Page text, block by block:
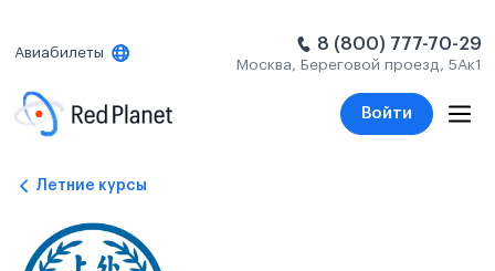
Авиабилеты 8 (800) 777-70-29
Москва, Береговой проезд, 5Ак1
Войти
Летние курсы